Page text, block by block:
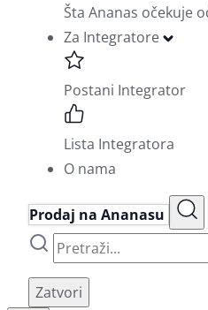
Šta Ananas očekuje
Za Integratore
Postani Integrator
Lista Integratora
O nama
Prodaj na Ananasu
Zatvori